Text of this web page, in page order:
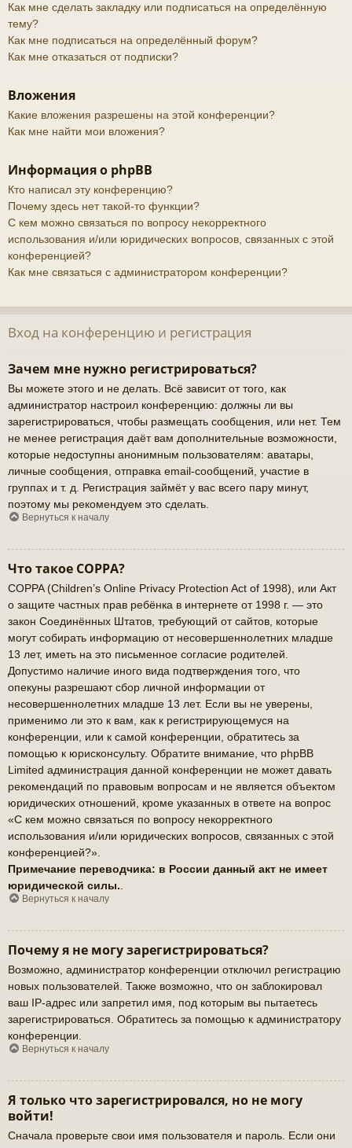
Как мне сделать закладку или подписаться на определённую
тему?
Как мне подписаться на определённый форум?
Как мне отказаться от подписки?
Вложения
Какие вложения разрешены на этой конференции?
Как мне найти мои вложения?
Информация о phpBB
Кто написал эту конференцию?
Почему здесь нет такой-то функции?
С кем можно связаться по вопросу некорректного
использования и/или юридических вопросов, связанных с этой
конференцией?
Как мне связаться с администратором конференции?
Вход на конференцию и регистрация
Зачем мне нужно регистрироваться?
Вы можете этого и не делать. Всё зависит от того, как
администратор настроил конференцию: должны ли вы
зарегистрироваться, чтобы размещать сообщения, или нет. Тем
не менее регистрация даёт вам дополнительные возможности,
которые недоступны анонимным пользователям: аватары,
личные сообщения, отправка email-сообщений, участие в
группах и т. д. Регистрация займёт у вас всего пару минут,
поэтому мы рекомендуем это сделать.
Вернуться к началу
Что такое COPPA?
COPPA (Children’s Online Privacy Protection Act of 1998), или Акт
о защите частных прав ребёнка в интернете от 1998 г. — это
закон Соединённых Штатов, требующий от сайтов, которые
могут собирать информацию от несовершеннолетних младше
13 лет, иметь на это письменное согласие родителей.
Допустимо наличие иного вида подтверждения того, что
опекуны разрешают сбор личной информации от
несовершеннолетних младше 13 лет. Если вы не уверены,
применимо ли это к вам, как к регистрирующемуся на
конференции, или к самой конференции, обратитесь за
помощью к юрисконсульту. Обратите внимание, что phpBB
Limited администрация данной конференции не может давать
рекомендаций по правовым вопросам и не является объектом
юридических отношений, кроме указанных в ответе на вопрос
«С кем можно связаться по вопросу некорректного
использования и/или юридических вопросов, связанных с этой
конференцией?».
Примечание переводчика: в России данный акт не имеет
юридической силы.
Вернуться к началу
Почему я не могу зарегистрироваться?
Возможно, администратор конференции отключил регистрацию
новых пользователей. Также возможно, что он заблокировал
ваш IP-адрес или запретил имя, под которым вы пытаетесь
зарегистрироваться. Обратитесь за помощью к администратору
конференции.
Вернуться к началу
Я только что зарегистрировался, но не могу
войти!
Сначала проверьте свои имя пользователя и пароль. Если они